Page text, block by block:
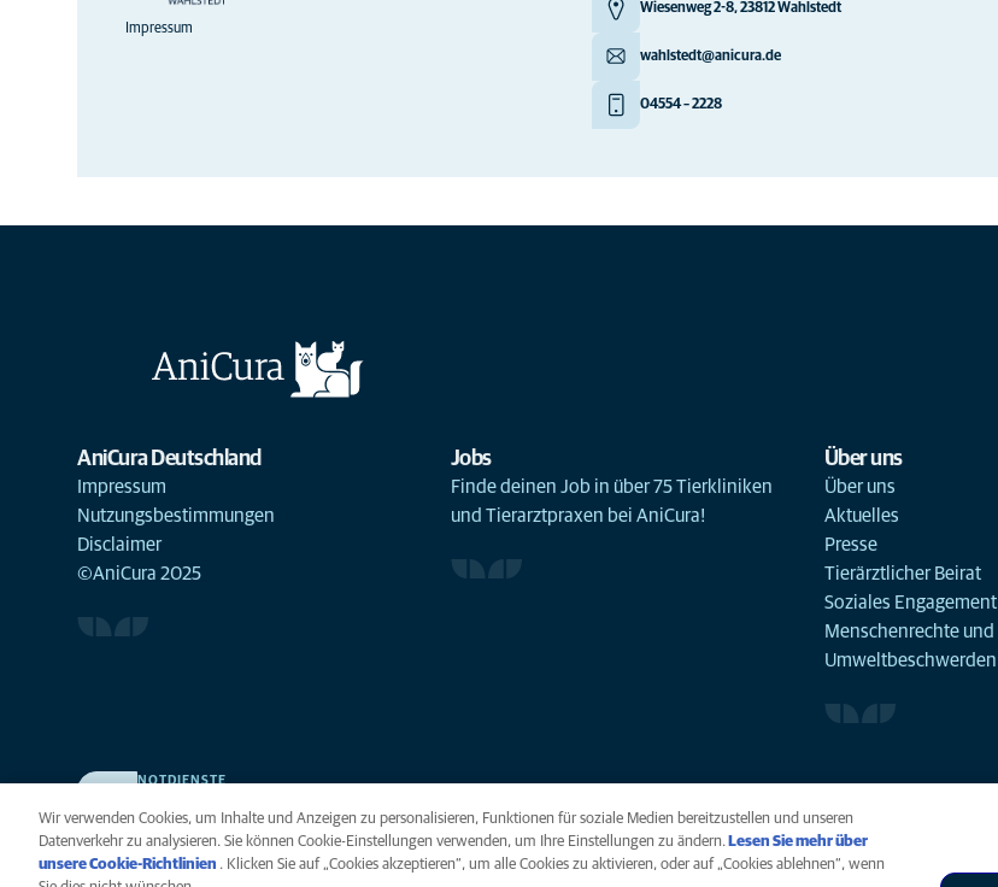
Impressum
Wiesenweg 2-8, 23812 Wahlstedt
wahlstedt@anicura.de
04554 – 2228
AniCura Deutschland
Impressum
Nutzungsbestimmungen
Disclaimer
©AniCura 2025
Jobs
Finde deinen Job in über 75 Tierkliniken
und Tierarztpraxen bei AniCura!
Über uns
Über uns
Aktuelles
Presse
Tierärztlicher Beirat
Soziales Engagement
Menschenrechte und
Umweltbeschwerden
NOTDIENSTE
Weil Ihr Tier die beste Versorgung verdient.
Wir verwenden Cookies, um Inhalte und Anzeigen zu personalisieren, Funktionen für soziale Medien bereitzustellen und unseren
Datenverkehr zu analysieren. Sie können Cookie-Einstellungen verwenden, um Ihre Einstellungen zu ändern. Lesen Sie mehr über
unsere Cookie-Richtlinien (opens in a new tab)
. Klicken Sie auf „Cookies akzeptieren“, um alle Cookies zu aktivieren, oder auf „Cookies ablehnen“, wenn